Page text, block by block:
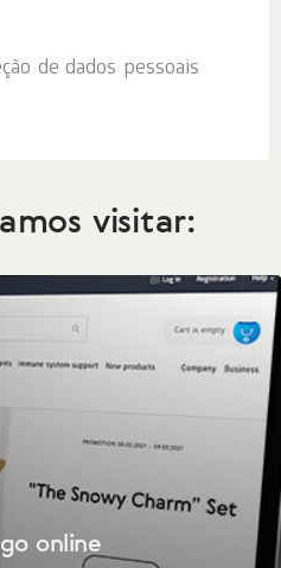
de dados pessoais
visitar:
online